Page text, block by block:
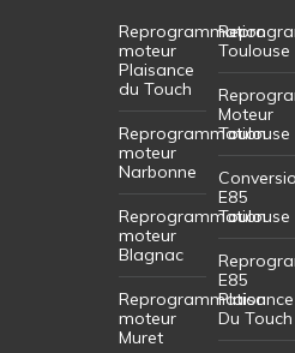
Reprogrammation
moteur
Plaisance
du Touch
Reprogrammation
moteur
Narbonne
Reprogrammation
moteur
Blagnac
Reprogrammation
moteur
Muret
Toulouse
Moteur
Toulouse
E85
Toulouse
E85
Plaisance
Du Touch